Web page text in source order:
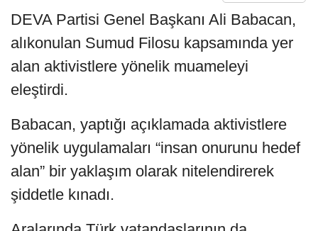
DEVA Partisi Genel Başkanı Ali Babacan,
alıkonulan Sumud Filosu kapsamında yer
alan aktivistlere yönelik muameleyi
eleştirdi.
Babacan, yaptığı açıklamada aktivistlere
yönelik uygulamaları “insan onurunu hedef
alan” bir yaklaşım olarak nitelendirerek
şiddetle kınadı.